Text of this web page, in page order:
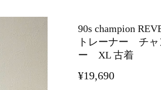
90s champion
トレーナー チ
ー XL 古着
¥19,690